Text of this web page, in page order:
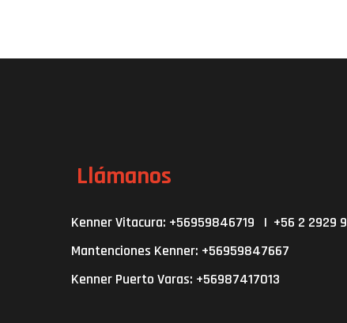
Llámanos
Kenner Vitacura: +56959846719 | +56 2 2929
Mantenciones Kenner: +56959847667
Kenner Puerto Varas: +56987417013